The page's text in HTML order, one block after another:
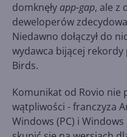
domknęły app-gap, ale z
deweloperów
Niedawno dołączył do
wydawca bijącej
Birds.
Komunikat od Rovio nie
wątpliwości - franczyza
Windows (PC) i